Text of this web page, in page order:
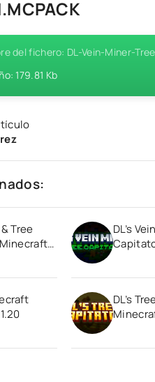
del fichero: DL-Vein-Miner-
179.81 Kb
Tree
DL’s
DL’s